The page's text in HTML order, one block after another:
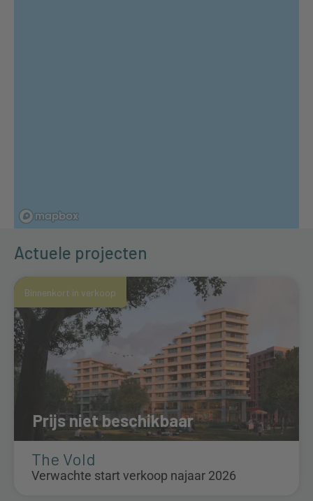
Actuele projecten
Binnenkort in verkoop
Prijs niet beschikbaar
The Vold
Verwachte start verkoop najaar 2026